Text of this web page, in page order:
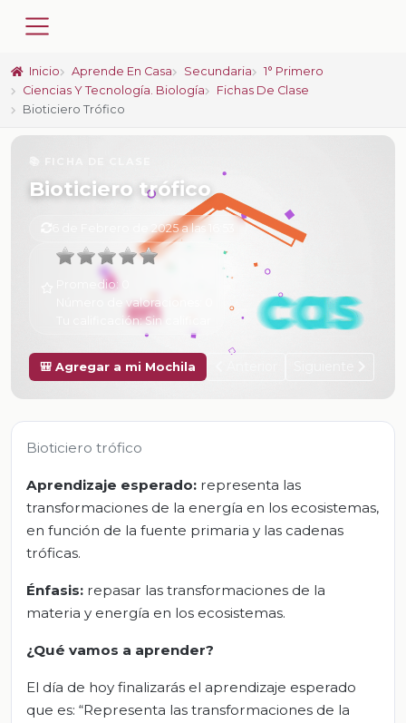
Inicio Aprende En Casa Secundaria
1° Primero
Ciencias Y Tecnología. Biología
Fichas De Clase
Bioticiero Trófico
Bioticiero trófico
6 de Febrero de 2025 a las 16:53
Promedio:
Número de valoraciones:
Tu calificación:Sin calificar
🎒 Agregar a mi Mochila
Bioticiero trófico
Aprendizaje esperado: representa las
transformaciones de la energía en los ecosistemas,
en función de la fuente primaria y las cadenas
tróficas.
Énfasis: repasar las transformaciones de la
materia y energía en los ecosistemas.
¿Qué vamos a aprender?
El día de hoy finalizarás el aprendizaje esperado
que es: “Representa las transformaciones de la